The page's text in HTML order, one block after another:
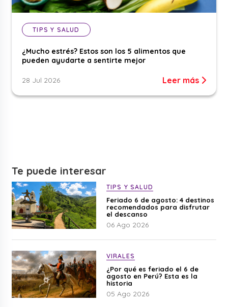
TIPS Y SALUD
¿Mucho estrés? Estos son los 5 alimentos que
pueden ayudarte a sentirte mejor
28 Jul 2026 Leer más
Te puede interesar
TIPS Y SALUD
Feriado 6 de agosto: 4 destinos
recomendados para disfrutar
el descanso
06 Ago 2026
VIRALES
¿Por qué es feriado el 6 de
agosto en Perú? Esta es la
historia
05 Ago 2026